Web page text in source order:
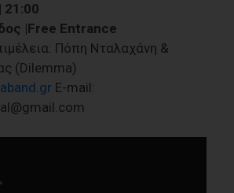
21:00
|Free Entrance
Πόπη Νταλαχάνη &
(Dilemma)
E-mail: